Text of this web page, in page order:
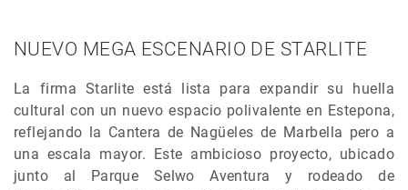
NUEVO MEGA ESCENARIO DE STARLITE
La firma Starlite está lista para expandir su huella
cultural con un nuevo espacio polivalente en Estepona,
reflejando la Cantera de Nagüeles de Marbella pero a
una escala mayor. Este ambicioso proyecto, ubicado
junto al Parque Selwo Aventura y rodeado de